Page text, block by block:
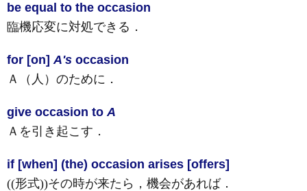
be equal to the occasion
臨機応変に対処できる ．
for [on]A's occasion
Ａ（人）のために ．
give occasion toA
Ａを引き起こす ．
if [when] (the) occasion arises [offers]
((形式))その時が来たら，機会があれば．